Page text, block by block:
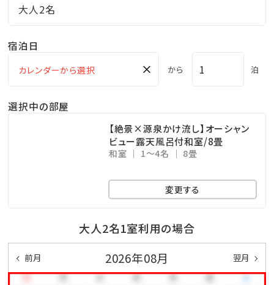
【ご夕食】
【ご朝食】
季節の和御膳
15:30～24:00 / 5:30～9:00
ります。(16:30～22:00)
■指宿名物 砂むし温泉
大人2名
宿泊日
× から 泊
選択中の部屋
【絶景×源泉かけ流し】オーシャン
ビュー露天風呂付和室/8畳
和室 1～4名 8畳
変更する
大人2名1室利用の場合
前月 2026年08月 翌月